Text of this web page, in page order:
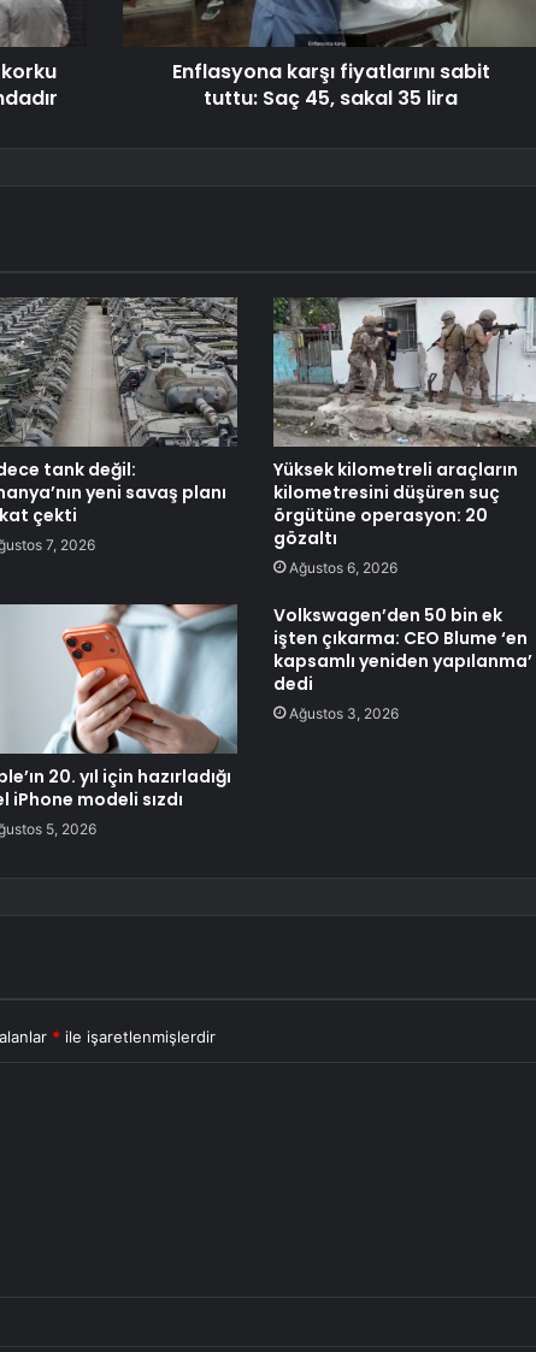
korku
Enflasyona karşı fiyatlarını sabit
tuttu: Saç 45, sakal 35 lira
tank değil:
yeni savaş planı
çekti
7, 2026
Yüksek kilometreli araçların
kilometresini düşüren suç
örgütüne operasyon: 20
gözaltı
Ağustos 6, 2026
20. yıl için hazırladığı
iPhone modeli sızdı
5, 2026
Volkswagen’den 50 bin ek
işten çıkarma: CEO Blume ‘en
kapsamlı yeniden yapılanma’
dedi
Ağustos 3, 2026
* ile işaretlenmişlerdir